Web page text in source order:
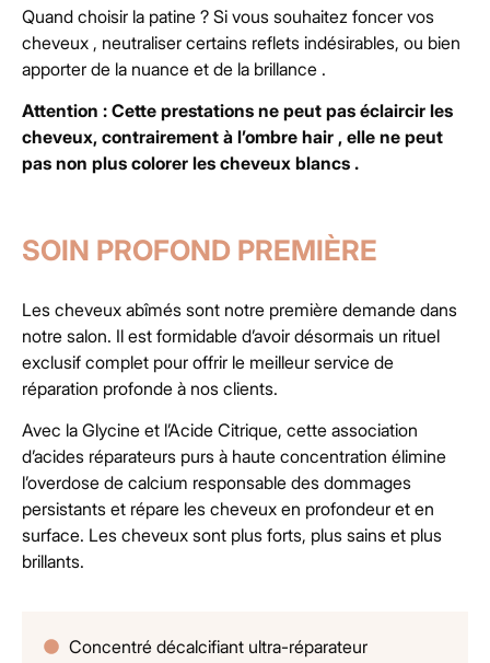
Quand choisir la patine ? Si vous souhaitez foncer vos
cheveux , neutraliser certains reflets indésirables, ou bien
apporter de la nuance et de la brillance .
Attention : Cette prestations ne peut pas éclaircir les
cheveux, contrairement à l’ombre hair , elle ne peut
pas non plus colorer les cheveux blancs .
SOIN PROFOND PREMIÈRE
Les cheveux abîmés sont notre première demande dans
notre salon. Il est formidable d’avoir désormais un rituel
exclusif complet pour offrir le meilleur service de
réparation profonde à nos clients.
Avec la Glycine et l’Acide Citrique, cette association
d’acides réparateurs purs à haute concentration élimine
l’overdose de calcium responsable des dommages
persistants et répare les cheveux en profondeur et en
surface. Les cheveux sont plus forts, plus sains et plus
brillants.
Concentré décalcifiant ultra-réparateur